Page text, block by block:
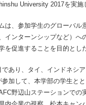
University 2017を実施
は、参加学生のグローバル
インターンシップなど）へ
を促進することを目的とし
あり、タイ、インドネシ
参加して、本学部の学生と
野辺山ステーションでの